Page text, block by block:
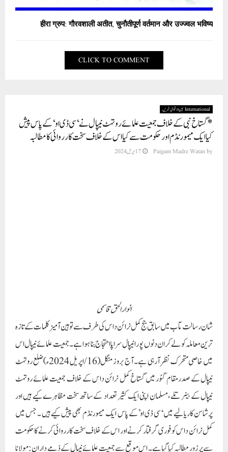
हीरा ग्रुप: गौरवशाली अतीत, चुनौतीपूर्ण वर्तमान और उज्ज्वल भविष्य
CLICK TO COMMENT
International بین الاقوامی خبریں
*گستاخ نبی کے خلاف جمعیت علمائے روتہٹ نیپال نے ‘سی ڈی او ‘کے پاس پیش
کیا ایک میمورنڈم اور حکومت سے کیا اس کے خلاف سخت کارروائی کا مطالبہ
by
Paigam Madre Watan 17 اپریل 2024
انوار الحق قاسمی
شان رسالت مآب میں سابق جج کمل نرائن داس کی طرف سے توہین آمیز کلمات کے تازہ
ترین معاملہ کو لے کر ان دنوں پورا نیپال سراپا احتجاج بنا ہواہے۔ جمعیت علمائے نیپال اس
میں خاصی متحرک نظر آرہی ہے۔ آج بروز منگل(16/اپریل 2024ء) ضلع روتہٹ
نیپال کے صدرمقام گئور میں گستاخ کمل نرائن داس کے خلاف جمعیت علمائے روتہٹ
نیپال کے بینر تلے،مسلمان اپنی ایک کثیر تعداد کے ساتھ سخت مظاہرے کیے ہیں اور
پرشاسن کاریالیے میں ‘سی ڈی او’کے پاس ایک میمورنڈم بھی پیش کیے ہیں ۔ جس میں
کمل نرائن داس کو فوری گرفتار کرنے اور اس کے خلاف سخت کارروائی کرنے کا حکومت
سے پرزور مطالبہ کیا گیاہے۔ اس موقع سے جمعیت علمائے نیپال کے ذمے داران: مولانا